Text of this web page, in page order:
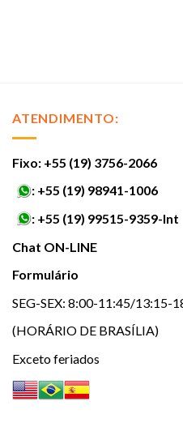
ATENDIMENTO:
Fixo: +55 (19) 3756-2066
: +55 (19) 98941-1006
: +55 (19) 99515-9359-Int
Chat ON-LINE
Formulário
SEG-SEX: 8:00-11:45/13:15-
(HORÁRIO DE BRASÍLIA)
Exceto feriados